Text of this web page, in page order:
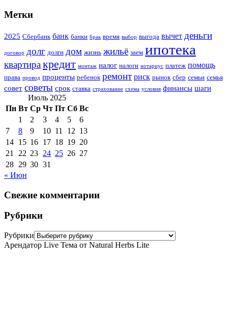
Метки
2025 Сбербанк банк банки брак время выбор выгода вычет деньги
договор долг долги дом жизнь жильё заем ипотека
квартиракредит монтаж налог налоги нотариус платеж помощь
права провод проценты ребенок ремонт риск рынок сбер семьи семья
совет советы срок ставка страхование схема условия финансы шаги
Июль 2025
Пн Вт Ср Чт Пт Сб Вс
1
2 3 4 5
6
7
8 9 10 11 12 13
14 15 16 17 18 19 20
21
22 23 24 25 26 27
28 29 30 31
« Июн
Свежие комментарии
Рубрики
Рубрики
Арендатор Live Тема от Natural Herbs Lite